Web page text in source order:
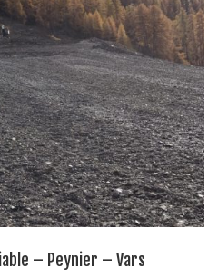
– Peynier – Vars